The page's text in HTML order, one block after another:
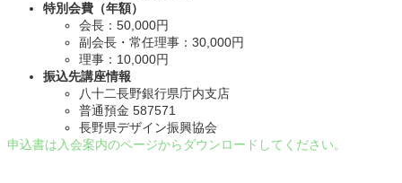
特別会費（年額）
会長：50,000円
副会長・常任理事：30,000円
理事：10,000円
振込先講座情報
八十二長野銀行県庁内支店
普通預金 587571
長野県デザイン振興協会
申込書は入会案内のページからダウンロードしてください。